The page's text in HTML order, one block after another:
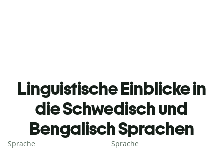
Linguistische Einblicke in
die Schwedisch und
Bengalisch Sprachen
Sprache
Sprache